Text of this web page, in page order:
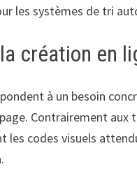
les systèmes de tri
création en
à un besoin
Contrairement
les codes visuels